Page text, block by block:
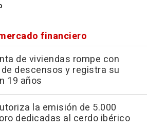
financiero
de viviendas rompe con
descensos y registra su
19 años
la emisión de 5.000
dedicadas al cerdo ibérico